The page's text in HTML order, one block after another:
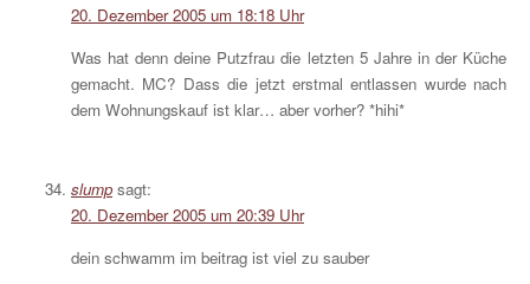
20. Dezember 2005 um 18:18 Uhr
Was hat denn deine Putzfrau die letzten 5 Jahre in der Küche
gemacht. MC? Dass die jetzt erstmal entlassen wurde nach
dem Wohnungskauf ist klar… aber vorher? *hihi*
slump sagt:
20. Dezember 2005 um 20:39 Uhr
dein schwamm im beitrag ist viel zu sauber